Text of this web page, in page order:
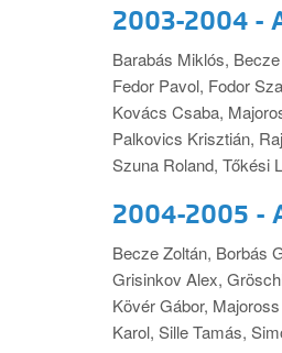
2003-2004 -
Barabás Miklós,
Fedor Pavol, Fodor
Kovács Csaba,
Palkovics Krisztián,
Szuna Roland, Tőkési
2004-2005 -
Becze Zoltán, Borbás
Grisinkov Alex,
Kövér Gábor,
Karol, Sille Tamás,